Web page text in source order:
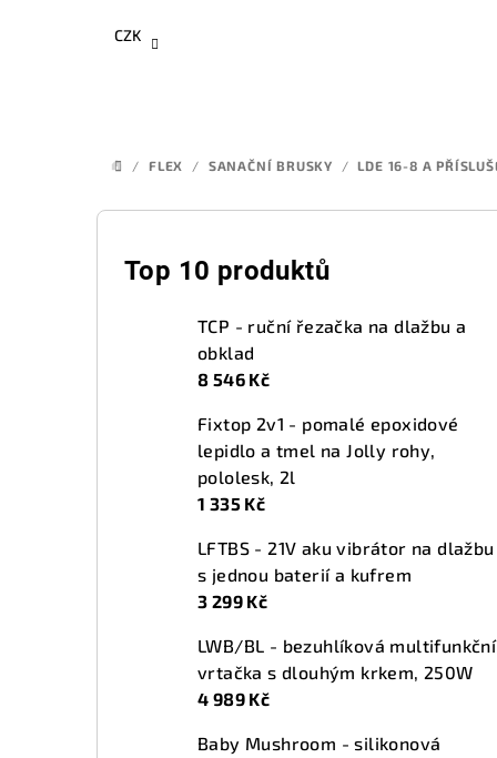
CZK
DOMŮ
/ FLEX / SANAČNÍ BRUSKY / LDE 16-8 A
P
Top 10 produktů
TCP - ruční řezačka na dlažbu a
obklad
8 546 Kč
Fixtop 2v1 - pomalé epoxidové
lepidlo a tmel na Jolly rohy,
pololesk, 2l
1 335 Kč
LFTBS - 21V aku vibrátor na dlažbu
s jednou baterií a kufrem
3 299 Kč
LWB/BL - bezuhlíková multifunkční
vrtačka s dlouhým krkem, 250W
4 989 Kč
Baby Mushroom - silikonová